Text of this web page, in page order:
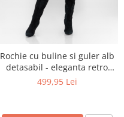
Rochie cu buline si guler alb
detasabil - eleganta retro
reinterpretata
499,95 Lei